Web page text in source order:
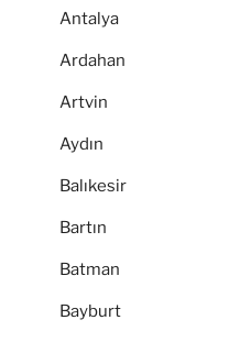
Antalya
Ardahan
Artvin
Aydın
Balıkesir
Bartın
Batman
Bayburt